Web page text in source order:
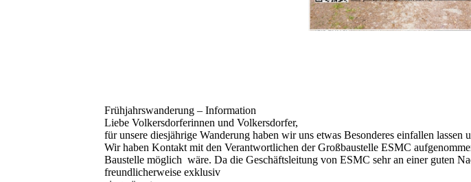
Frühjahrswanderung – Information
Liebe Volkersdorferinnen und Volkersdorfer,
für unsere diesjährige Wanderung haben wir uns etwas Besonderes einfallen
Wir haben Kontakt mit den Verantwortlichen der Großbaustelle ESMC
Baustelle möglich wäre. Da die Geschäftsleitung von ESMC sehr an einer guten
freundlicherweise exklusiv